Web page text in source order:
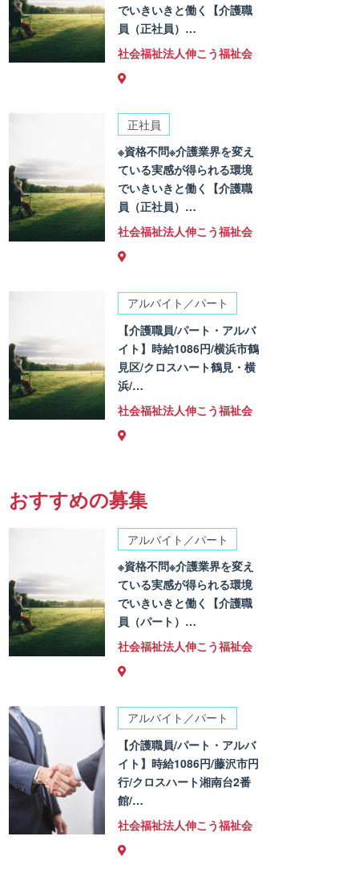
でいきいきと働く【介護職
員（正社員）…
社会福祉法人伸こう福祉会
正社員
※資格不問※介護業界を変え
ている実感が得られる環境
でいきいきと働く【介護職
員（正社員）…
社会福祉法人伸こう福祉会
アルバイト／パート
【介護職員/パート・アルバ
イト】時給1086円/横浜市鶴
見区/クロスハート鶴見・横
浜/…
社会福祉法人伸こう福祉会
おすすめの募集
アルバイト／パート
※資格不問※介護業界を変え
ている実感が得られる環境
でいきいきと働く【介護職
員（パート）…
社会福祉法人伸こう福祉会
アルバイト／パート
【介護職員/パート・アルバ
イト】時給1086円/藤沢市円
行/クロスハート湘南台2番
館/…
社会福祉法人伸こう福祉会